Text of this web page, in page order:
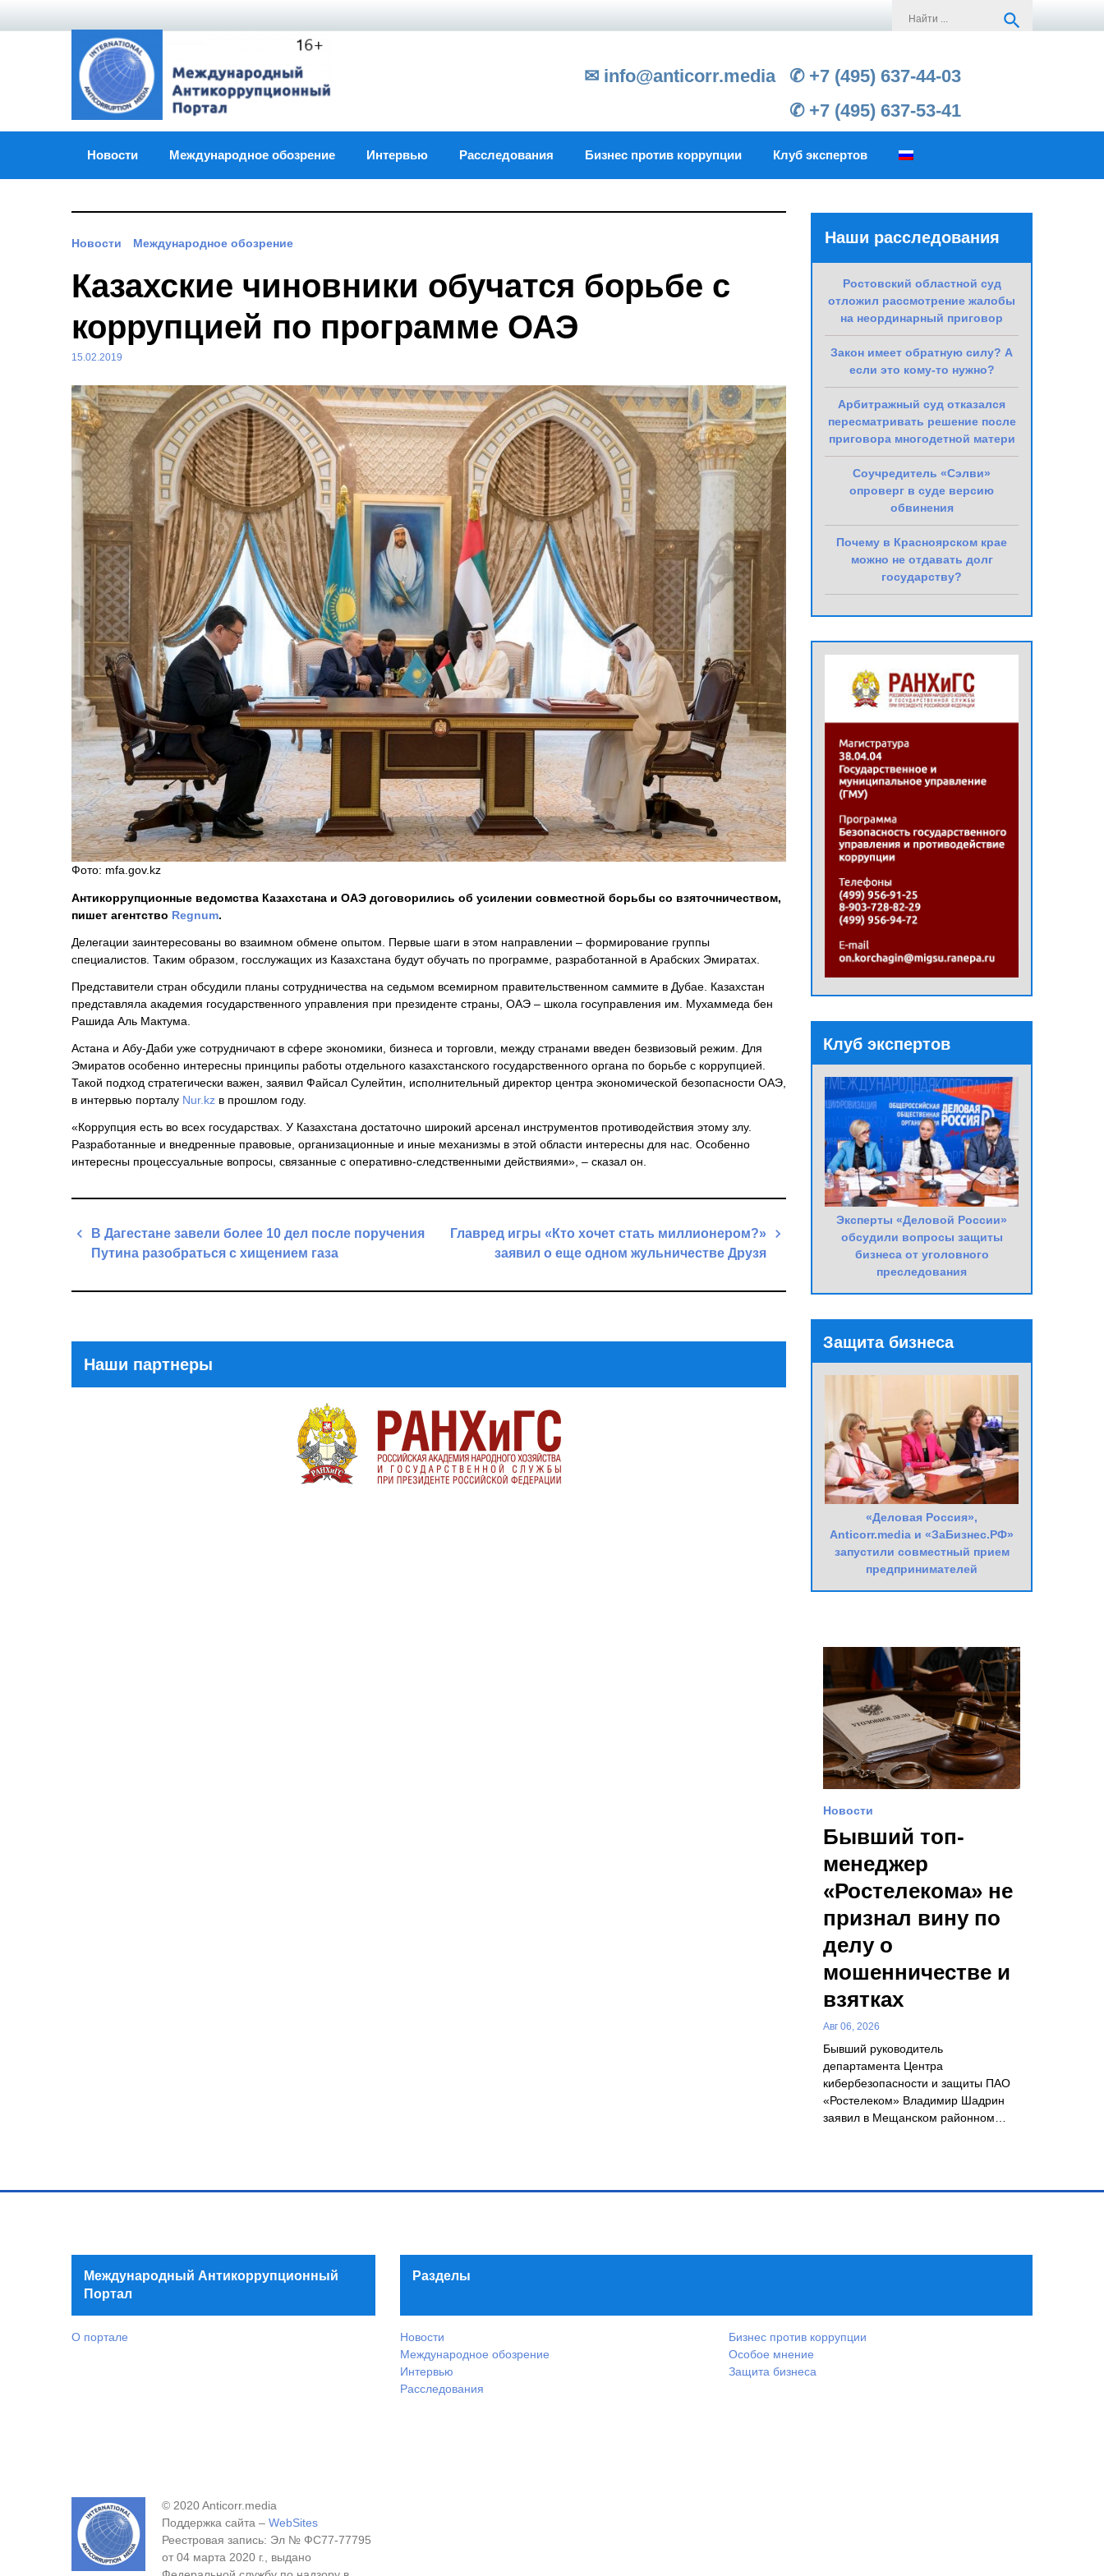
search
✉ info@anticorr.media
✆ +7 (495) 637-44-03
✆ +7 (495) 637-53-41
Новости Международное обозрение Интервью Расследования Бизнес против коррупции Клуб экспертов
Новости Международное обозрение
Казахские чиновники обучатся борьбе с
коррупцией по программе ОАЭ
15.02.2019
Фото: mfa.gov.kz
Антикоррупционные ведомства Казахстана и ОАЭ договорились об усилении совместной борьбы со взяточничеством,
пишет агентство Regnum.
Делегации заинтересованы во взаимном обмене опытом. Первые шаги в этом направлении – формирование группы
специалистов. Таким образом, госслужащих из Казахстана будут обучать по программе, разработанной в Арабских Эмиратах.
Представители стран обсудили планы сотрудничества на седьмом всемирном правительственном саммите в Дубае. Казахстан
представляла академия государственного управления при президенте страны, ОАЭ – школа госуправления им. Мухаммеда бен
Рашида Аль Мактума.
Астана и Абу-Даби уже сотрудничают в сфере экономики, бизнеса и торговли, между странами введен безвизовый режим. Для
Эмиратов особенно интересны принципы работы отдельного казахстанского государственного органа по борьбе с коррупцией.
Такой подход стратегически важен, заявил Файсал Сулейтин, исполнительный директор центра экономической безопасности ОАЭ,
в интервью порталу Nur.kz в прошлом году.
«Коррупция есть во всех государствах. У Казахстана достаточно широкий арсенал инструментов противодействия этому злу.
Разработанные и внедренные правовые, организационные и иные механизмы в этой области интересны для нас. Особенно
интересны процессуальные вопросы, связанные с оперативно-следственными действиями», – сказал он.
Навигация
по
В Дагестане завели более 10 дел после поручения
Путина разобраться с хищением газа
Главред игры «Кто хочет стать миллионером?»
заявил о еще одном жульничестве Друзя
Наши партнеры
Наши расследования
Ростовский областной суд
отложил рассмотрение жалобы
на неординарный приговор
Закон имеет обратную силу? А
если это кому-то нужно?
Арбитражный суд отказался
пересматривать решение после
приговора многодетной матери
Соучредитель «Сэлви»
опроверг в суде версию
обвинения
Почему в Красноярском крае
можно не отдавать долг
государству?
Клуб экспертов
Эксперты «Деловой России»
обсудили вопросы защиты
бизнеса от уголовного
преследования
Защита бизнеса
«Деловая Россия»,
Anticorr.media и «ЗаБизнес.РФ»
запустили совместный прием
предпринимателей
Новости
Бывший топ-
менеджер
«Ростелекома» не
признал вину по
делу о
мошенничестве и
взятках
Авг 06, 2026
Бывший руководитель
департамента Центра
кибербезопасности и защиты ПАО
«Ростелеком» Владимир Шадрин
заявил в Мещанском районном…
Международный Антикоррупционный
Портал
О портале
Разделы
Новости
Международное обозрение
Интервью
Расследования
Бизнес против коррупции
Особое мнение
Защита бизнеса
© 2020 Anticorr.media
Поддержка сайта – WebSites
Реестровая запись: Эл № ФС77-77795
от 04 марта 2020 г., выдано